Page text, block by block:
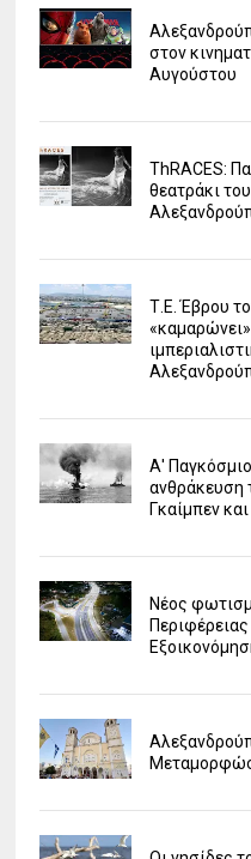
στον
Αυγούστου
ΤhRACES:
θεατράκι
Τ.Ε. Έβρου
Α'
ανθράκευση
Γκαίμπεν
Νέος